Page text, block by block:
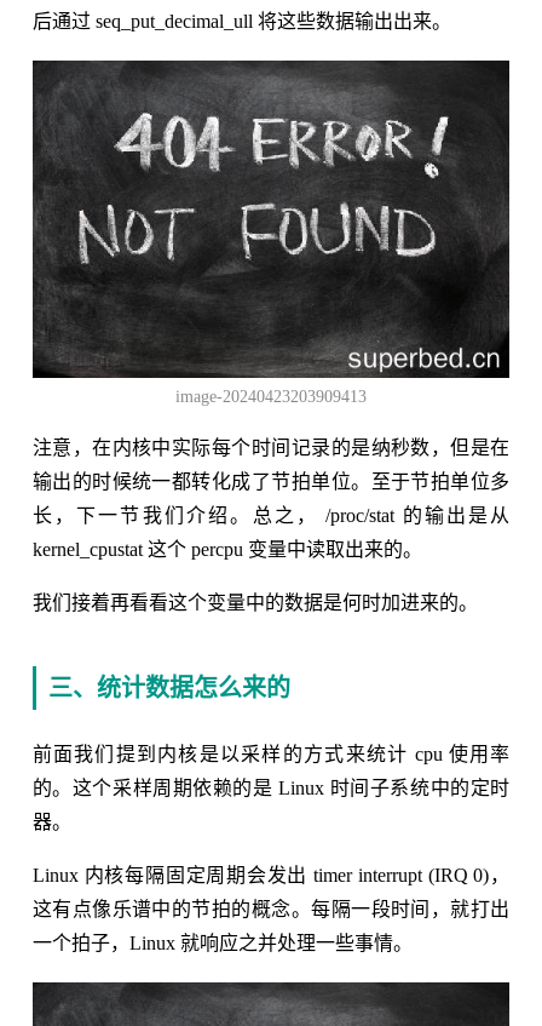
后通过 seq_put_decimal_ull 将这些数据输出出来。
image-20240423203909413
注意，在内核中实际每个时间记录的是纳秒数，但是在
输出的时候统一都转化成了节拍单位。至于节拍单位多
长，下一节我们介绍。总之， /proc/stat 的输出是从
kernel_cpustat 这个 percpu 变量中读取出来的。
我们接着再看看这个变量中的数据是何时加进来的。
三、统计数据怎么来的
前面我们提到内核是以采样的方式来统计 cpu 使用率
的。这个采样周期依赖的是 Linux 时间子系统中的定时
器。
Linux 内核每隔固定周期会发出 timer interrupt (IRQ 0)，
这有点像乐谱中的节拍的概念。每隔一段时间，就打出
一个拍子，Linux 就响应之并处理一些事情。